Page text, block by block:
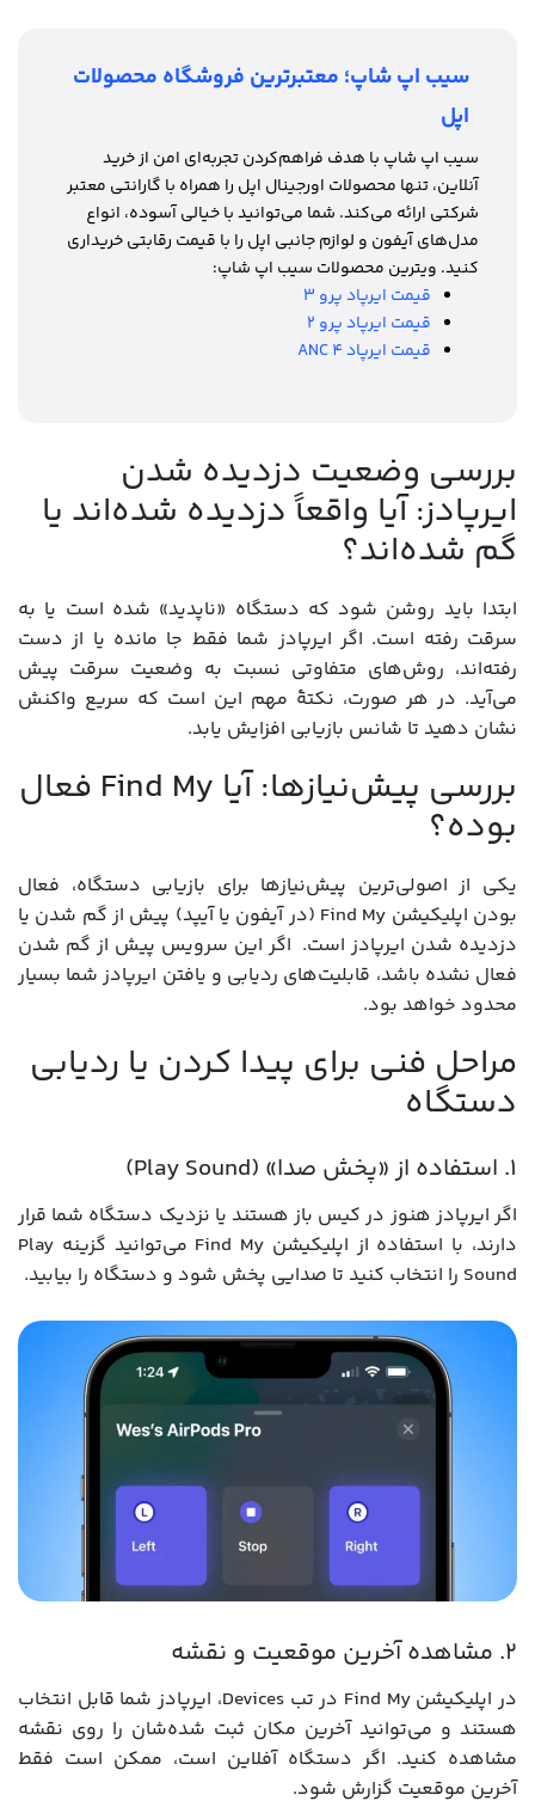
سیب اپ شاپ؛ معتبرترین فروشگاه محصولات
اپل
سیب اپ شاپ با هدف فراهم‌کردن تجربه‌ای امن از خرید
آنلاین، تنها محصولات اورجینال اپل را همراه با گارانتی معتبر
شرکتی ارائه می‌کند. شما می‌توانید با خیالی آسوده، انواع
مدل‌های آیفون‌ و لوازم جانبی اپل را با قیمت رقابتی خریداری
کنید. ویترین محصولات سیب اپ شاپ:
قیمت ایرپاد پرو 3
قیمت ایرپاد پرو 2
قیمت ایرپاد 4 ANC
بررسی وضعیت دزدیده شدن
ایرپادز: آیا واقعاً دزدیده شده‌اند یا
گم شده‌اند؟
ابتدا باید روشن شود که دستگاه «ناپدید» شده است یا به
سرقت رفته است. اگر ایرپادز شما فقط جا مانده یا از دست
رفته‌اند، روش‌های متفاوتی نسبت به وضعیت سرقت پیش
می‌آید. در هر صورت، نکتهٔ مهم این است که سریع واکنش
نشان دهید تا شانس بازیابی افزایش یابد.
بررسی پیش‌نیازها: آیا Find My فعال
بوده؟
یکی از اصولی‌ترین پیش‌نیازها برای بازیابی دستگاه، فعال
بودن اپلیکیشن Find My (در آیفون یا آیپد) پیش از گم شدن یا
دزدیده شدن ایرپادز است. اگر این سرویس پیش از گم شدن
فعال نشده باشد، قابلیت‌های ردیابی و یافتن ایرپادز شما بسیار
محدود خواهد بود.
مراحل فنی برای پیدا کردن یا ردیابی
دستگاه
۱. استفاده از «پخش صدا» (Play Sound)
اگر ایرپادز هنوز در کیس باز هستند یا نزدیک دستگاه شما قرار
دارند، با استفاده از اپلیکیشن Find My می‌توانید گزینه Play
Sound را انتخاب کنید تا صدایی پخش شود و دستگاه را بیابید.
۲. مشاهده آخرین موقعیت و نقشه
در اپلیکیشن Find My در تب Devices، ایرپادز شما قابل انتخاب
هستند و می‌توانید آخرین مکان ثبت شده‌شان را روی نقشه
مشاهده کنید. اگر دستگاه آفلاین است، ممکن است فقط
آخرین موقعیت گزارش شود.